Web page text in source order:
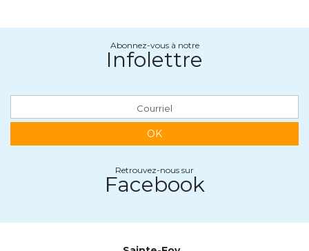
Abonnez-vous à notre
Infolettre
OK
Retrouvez-nous sur
Facebook